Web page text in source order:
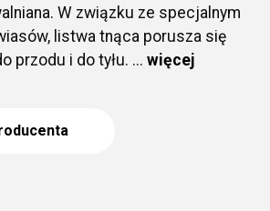
W związku ze specjalnym
listwa tnąca porusza się
przodu i do tyłu. ... więcej